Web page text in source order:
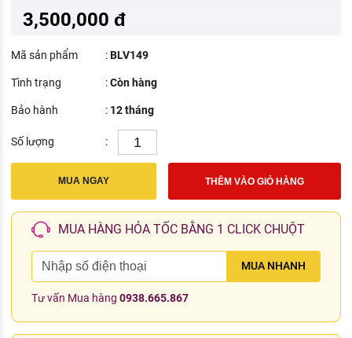
3,500,000 đ
Mã sản phẩm :BLV149
Tình trạng :Còn hàng
Bảo hành : 12 tháng
Số lượng :
MUA NGAY THÊM VÀO GIỎ HÀNG
MUA HÀNG HỎA TỐC BẰNG 1 CLICK CHUỘT
MUA NHANH
Tư vấn Mua hàng0938.665.867